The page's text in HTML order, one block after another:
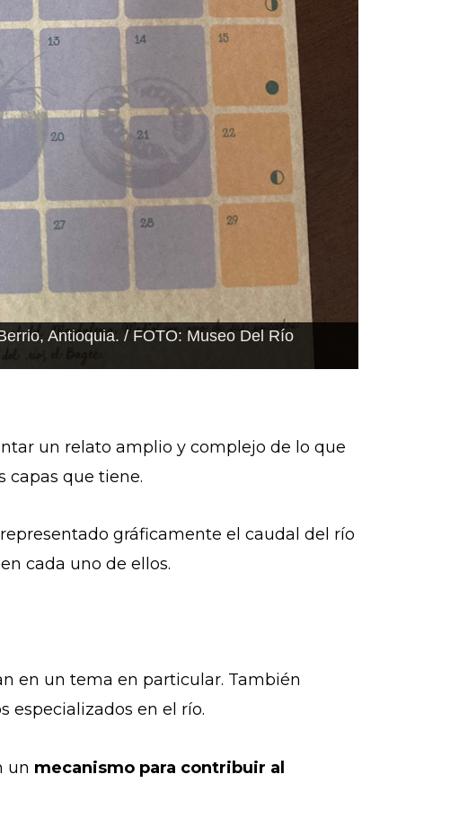
Museo del Río Magdalena
un relato amplio y complejo de lo que
capas que tiene.
gráficamente el caudal del río
cada uno de ellos.
en un tema en particular. También
especializados en el río.
un mecanismo para contribuir al